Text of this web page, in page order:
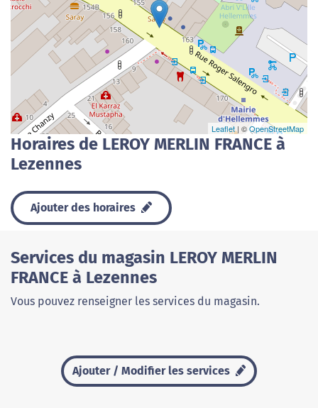
Leaflet| ©OpenStreetMap
Horaires de LEROY MERLIN FRANCE à
Lezennes
Ajouter des horaires
Services du magasin LEROY MERLIN
FRANCE à Lezennes
Vous pouvez renseigner les services du magasin.
Ajouter / Modifier les services